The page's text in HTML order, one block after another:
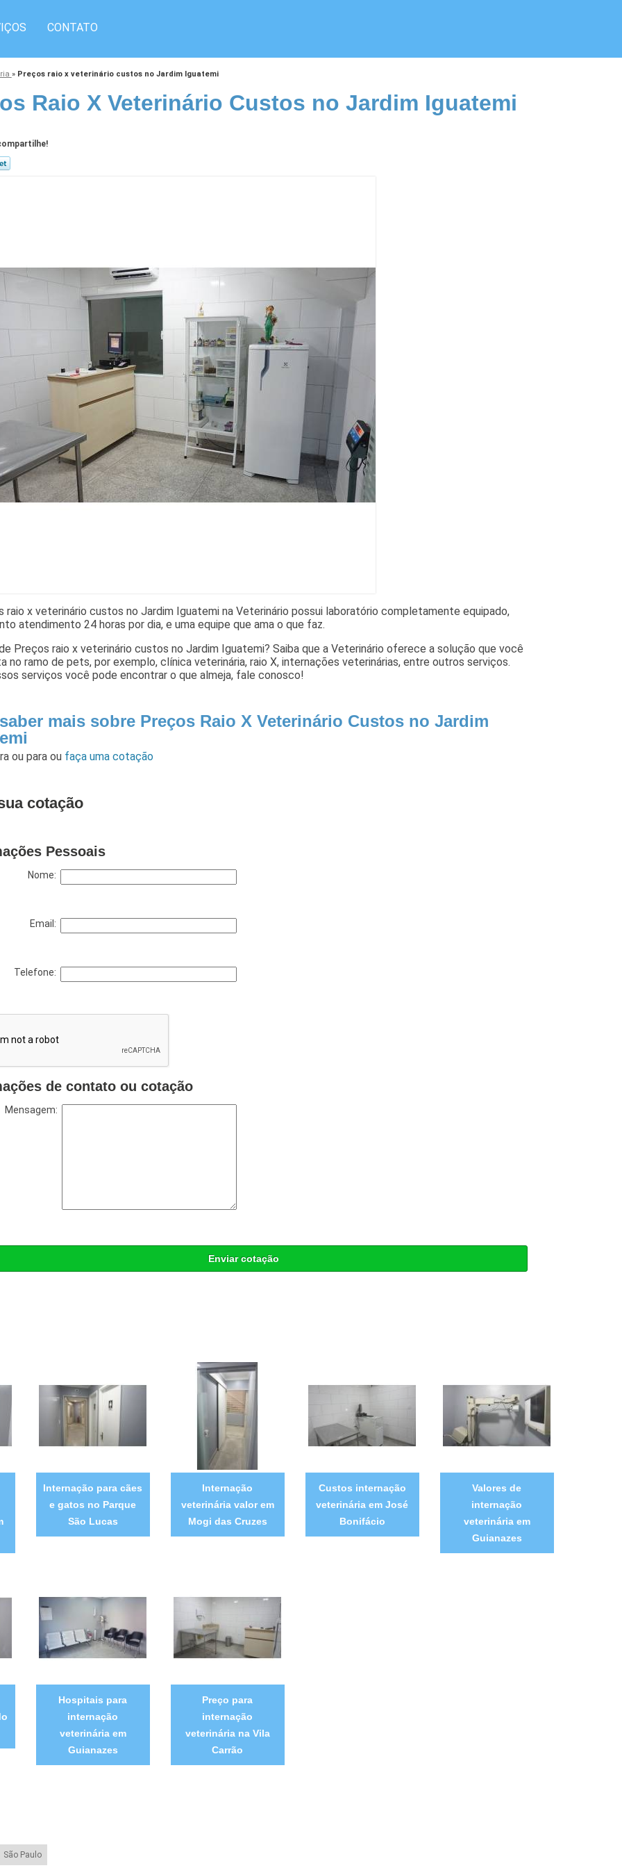
CONTATO
» Preços raio x veterinário custos no Jardim Iguatemi
Raio X Veterinário Custos no Jardim Iguatemi
raio x veterinário custos no Jardim Iguatemi na Veterinário possui laboratório completamente equipado,
atendimento 24 horas por dia, e uma equipe que ama o que faz.
Preços raio x veterinário custos no Jardim Iguatemi? Saiba que a Veterinário oferece a solução que você
no ramo de pets, por exemplo, clínica veterinária, raio X, internações veterinárias, entre outros serviços.
serviços você pode encontrar o que almeja, fale conosco!
mais sobre Preços Raio X Veterinário Custos no Jardim
ou paraou faça uma cotação
cotação
Pessoais
Nome:
Email:
Telefone:
de contato ou cotação
Mensagem:
Enviar cotação
Internação para cães
e gatos no Parque
São Lucas
Internação
veterinária valor em
Mogi das Cruzes
Custos internação
veterinária em José
Bonifácio
Valores de
internação
veterinária em
Guianazes
Hospitais para
internação
veterinária em
Guianazes
Preço para
internação
veterinária na Vila
Carrão
São Paulo